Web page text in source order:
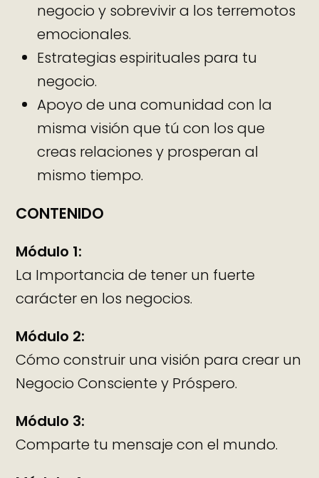
negocio y sobrevivir a los terremotos
emocionales.
Estrategias espirituales para tu
negocio.
Apoyo de una comunidad con la
misma visión que tú con los que
creas relaciones y prosperan al
mismo tiempo.
CONTENIDO
Módulo 1:
La Importancia de tener un fuerte
carácter en los negocios.
Módulo 2:
Cómo construir una visión para crear un
Negocio Consciente y Próspero.
Módulo 3:
Comparte tu mensaje con el mundo.